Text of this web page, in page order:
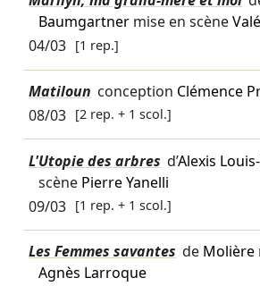
Baumgartnermise en scène
04/03 [1 rep.]
Matiloun conception Clémence
08/03 [2 rep. + 1 scol.]
L'Utopie des arbres d’Alexis
scène Pierre Yanelli
09/03 [1 rep. + 1 scol.]
Les Femmes savantes de Molière
Agnès Larroque